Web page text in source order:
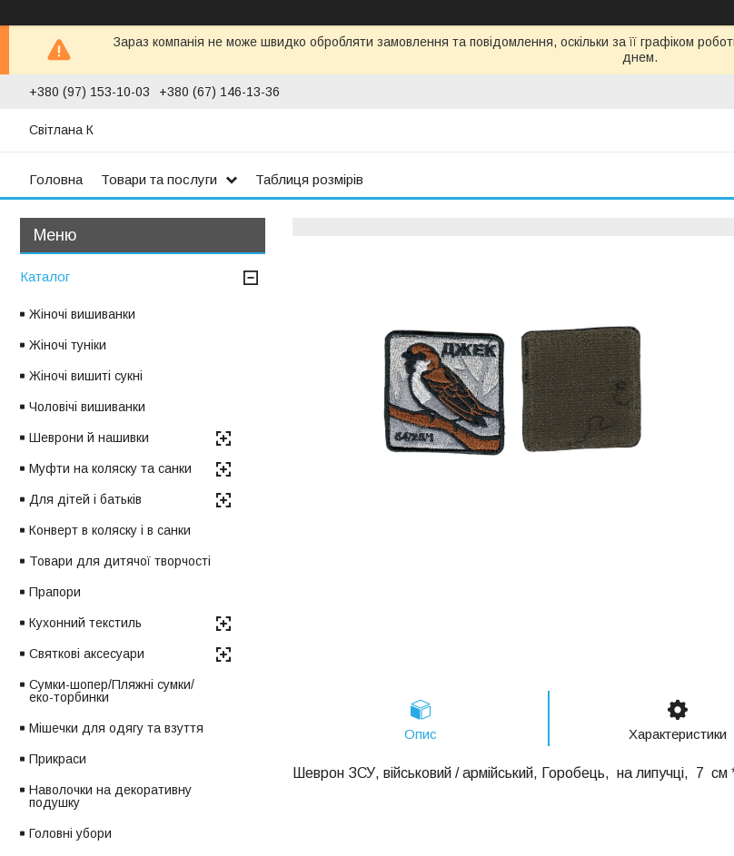
Зараз компанія не може швидко обробляти замовлення та повідомлення, оскільки за її графіком
днем.
+380 (97) 153-10-03 +380 (67) 146-13-36
Світлана К
Головна Товари та послуги Таблиця розмірів
Опис Характеристики
Шеврон ЗСУ, військовий / армійський, Горобець, на липучці, 7 см
Каталог
Жіночі вишиванки
Жіночі туніки
Жіночі вишиті сукні
Чоловічі вишиванки
Шеврони й нашивки
Муфти на коляску та санки
Для дітей і батьків
Конверт в коляску і в санки
Товари для дитячої творчості
Прапори
Кухонний текстиль
Святкові аксесуари
Сумки-шопер/Пляжні сумки/
еко-торбинки
Мішечки для одягу та взуття
Прикраси
Наволочки на декоративну
подушку
Головні убори